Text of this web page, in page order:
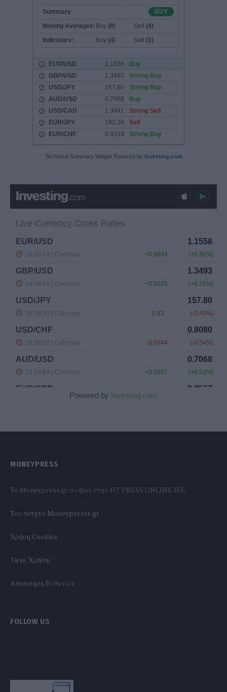
Technical Summary Widget Powered by Investing.com
Powered by Investing.com
MONEYPRESS
To Moneypress.gr ανήκει στην HT PRESS ONLINE IKE
Tαυτότητα Moneypresss.gr
Χρήση Cookies
'Οροι Χρήσης
Αποποίηση Ευθυνών
FOLLOW US